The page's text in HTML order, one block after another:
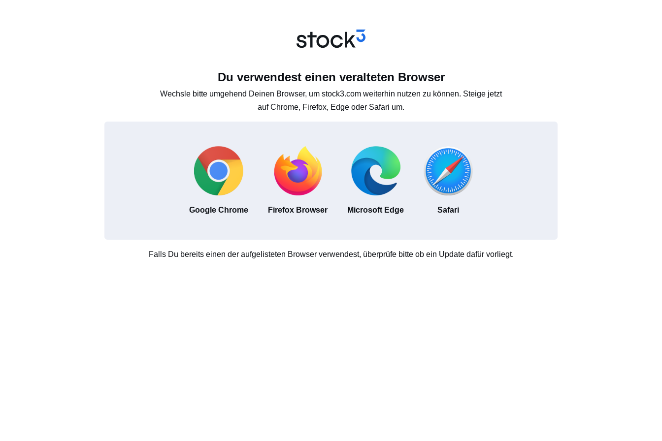
Du verwendest einen veralteten Browser
Wechsle bitte umgehend Deinen Browser, um stock3.com weiterhin nutzen zu können. Steige jetzt
auf Chrome, Firefox, Edge oder Safari um.
Google Chrome Firefox Browser Microsoft Edge Safari
Falls Du bereits einen der aufgelisteten Browser verwendest, überprüfe bitte ob ein Update dafür vorliegt.